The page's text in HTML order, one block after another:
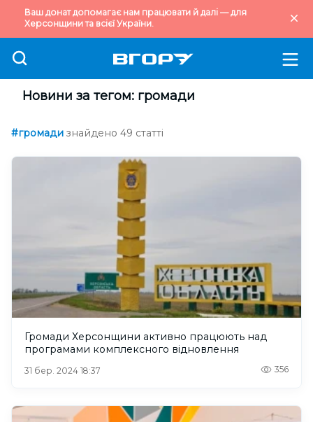
Ваш донат допомагає нам працювати й далі — для
Херсонщини та всієї України.
Новини за тегом: громади
#громади знайдено 49 статті
Громади Херсонщини активно працюють над
програмами комплексного відновлення
31 бер. 2024 18:37 356